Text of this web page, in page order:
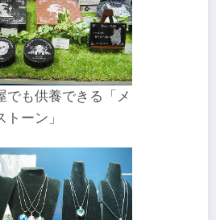
でも供養できる「メ
ーン」